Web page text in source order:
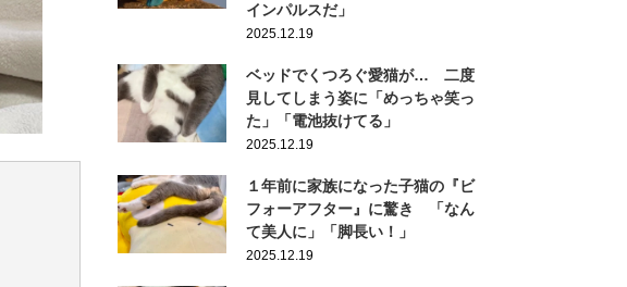
インパルスだ」
2025.12.19
ベッドでくつろぐ愛猫が… 二度
見してしまう姿に「めっちゃ笑っ
た」「電池抜けてる」
2025.12.19
１年前に家族になった子猫の『ビ
フォーアフター』に驚き 「なん
て美人に」「脚長い！」
2025.12.19